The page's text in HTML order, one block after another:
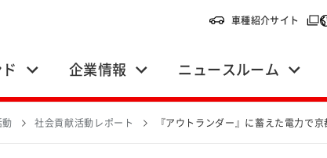
車種紹介サイト （別
企業情報 ニュースルーム
動 社会貢献活動レポート 『アウトランダー』に蓄えた電力で